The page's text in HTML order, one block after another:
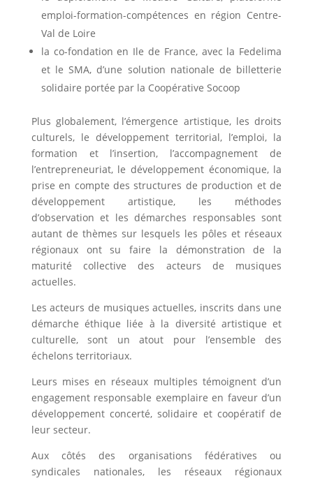
emploi-formation-compétences en région Centre-
Val de Loire
la co-fondation en Ile de France, avec la Fedelima
et le SMA, d’une solution nationale de billetterie
solidaire portée par la Coopérative Socoop
Plus globalement, l’émergence artistique, les droits
culturels, le développement territorial, l’emploi, la
formation et l’insertion, l’accompagnement de
l’entrepreneuriat, le développement économique, la
prise en compte des structures de production et de
développement artistique, les méthodes
d’observation et les démarches responsables sont
autant de thèmes sur lesquels les pôles et réseaux
régionaux ont su faire la démonstration de la
maturité collective des acteurs de musiques
actuelles.
Les acteurs de musiques actuelles, inscrits dans une
démarche éthique liée à la diversité artistique et
culturelle, sont un atout pour l’ensemble des
échelons territoriaux.
Leurs mises en réseaux multiples témoignent d’un
engagement responsable exemplaire en faveur d’un
développement concerté, solidaire et coopératif de
leur secteur.
Aux côtés des organisations fédératives ou
syndicales nationales, les réseaux régionaux